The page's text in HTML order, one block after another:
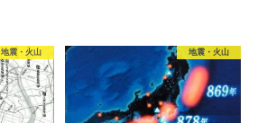
地震・火山 地震・火山